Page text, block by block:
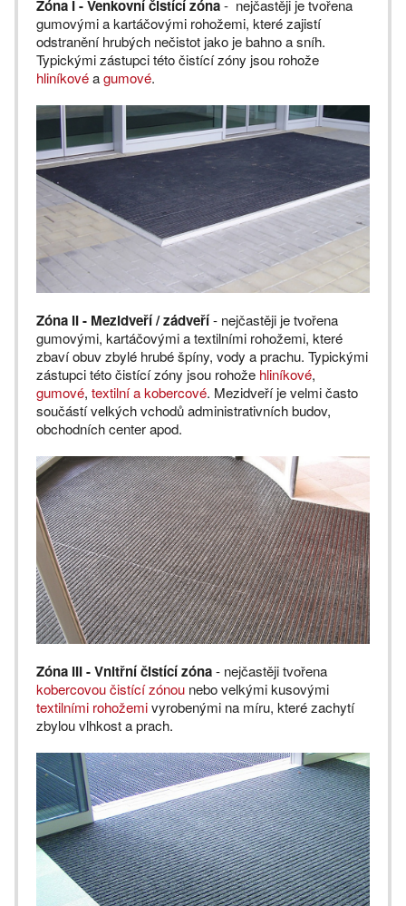
Zóna I - Venkovní čistící zóna- nejčastěji je tvořena
gumovými a kartáčovými rohožemi, které zajistí
odstranění hrubých nečistot jako je bahno a sníh.
Typickými zástupci této čistící zóny jsou rohože
hliníkovéagumové.
Zóna II - Mezidveří / zádveří- nejčastěji je tvořena
gumovými, kartáčovými a textilními rohožemi, které
zbaví obuv zbylé hrubé špíny, vody a prachu. Typickými
zástupci této čistící zóny jsou rohože hliníkové,
gumové, textilní a kobercové. Mezidveří je velmi často
součástí velkých vchodů administrativních budov,
obchodních center apod.
Zóna III - Vnitřní čistící zóna- nejčastěji tvořena
kobercovou čistící zónou nebo velkými kusovými
textilními rohožemivyrobenými na míru, které zachytí
zbylou vlhkost a prach.